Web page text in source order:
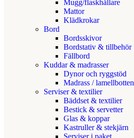
Mugg/flaskhållare
Mattor
Klädkrokar
Bord
Bordsskivor
Bordstativ & tillbehör
Fällbord
Kuddar & madrasser
Dynor och ryggstöd
Madrass / lamellbotten
Serviser & textilier
Bäddset & textilier
Bestick & servetter
Glas & koppar
Kastruller & stekjärn
Serviser i paket